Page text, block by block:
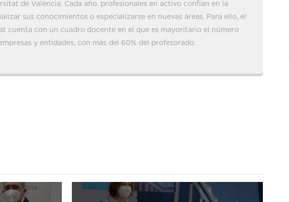
de València. Cada año, profesionales en activo confían en la
sus conocimientos o especializarse en nuevas áreas. Para ello, el
cuenta con un cuadro docente en el que es mayoritario el número
y entidades, con más del 60% del profesorado.